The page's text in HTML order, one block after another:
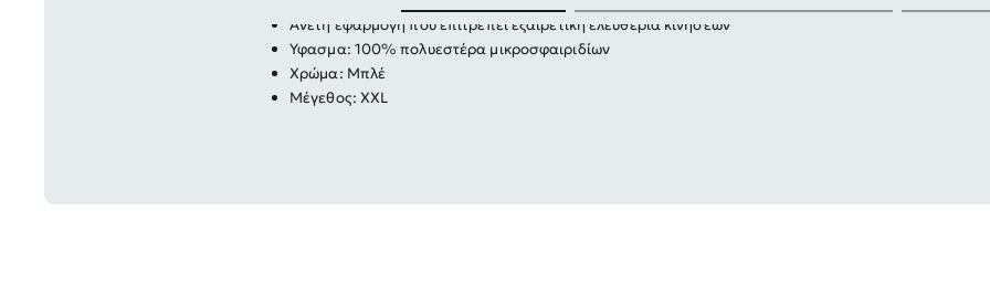
Άνετη εφαρμογή που επιτρέπει εξαιρετική ελευθερία κινήσεων
Υφασμα: 100% πολυεστέρα μικροσφαιριδίων
Χρώμα: Μπλέ
Μέγεθος: ΧΧL